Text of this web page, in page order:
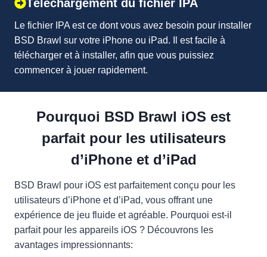
Téléchargement du fichier IPA
Le fichier IPA est ce dont vous avez besoin pour installer
BSD Brawl sur votre iPhone ou iPad. Il est facile à
télécharger et à installer, afin que vous puissiez
commencer à jouer rapidement.
Pourquoi BSD Brawl iOS est
parfait pour les utilisateurs
d’iPhone et d’iPad
BSD Brawl pour iOS est parfaitement conçu pour les
utilisateurs d’iPhone et d’iPad, vous offrant une
expérience de jeu fluide et agréable. Pourquoi est-il
parfait pour les appareils iOS ? Découvrons les
avantages impressionnants: